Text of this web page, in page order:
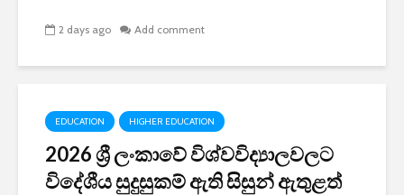
2 days ago Add comment
EDUCATION HIGHER EDUCATION
2026 ශ්‍රී ලංකාවේ විශ්වවිද්‍යාලවලට
විදේශීය සුදුසුකම් ඇති සිසුන් ඇතුළත්